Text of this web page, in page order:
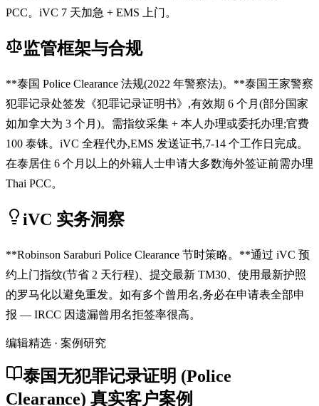
PCC。iVC 7 天加急 + EMS 上门。
监管框架与合规
**泰国 Police Clearance 法规(2022 年警察法)。**泰国王家警察
犯罪记录处签发《犯罪记录证明书》,有效期 6 个月(部分国家
如加拿大为 3 个月)。需指纹采集 + 本人办理或委托办理;官费
100 泰铢。iVC 全程代办,EMS 发送证书,7-14 个工作日完成。
在泰居住 6 个月以上的外籍人士申请大多数海外签证前需办理
Thai PCC。
iVC 实务洞察
**Robinson Saraburi Police Clearance 节时策略。**通过 iVC 预
约上门指纹(节省 2 天行程)、提交最新 TM30、使用最新护照
的罗马化以避免重发。如有多个曾用名,务必在申请表全部申
报 — IRCC 因遗漏曾用名拒签率很高。
编辑精选 · 案例研究
泰国无犯罪记录证明 (Police
Clearance) 真实客户案例